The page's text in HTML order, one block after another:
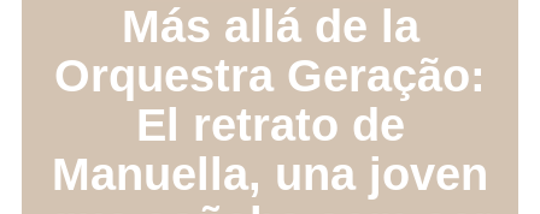
Más allá de la
Orquestra Geração:
El retrato de
Manuella, una joven